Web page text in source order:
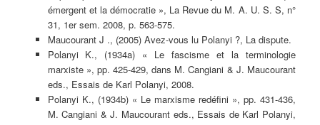
émergent et la démocratie », La Revue du M. A. U. S. S, n°
31, 1er sem. 2008, p. 563-575.
Maucourant J ., (2005) Avez-vous lu Polanyi ?, La dispute.
Polanyi K., (1934a) « Le fascisme et la terminologie
marxiste », pp. 425-429, dans M. Cangiani & J. Maucourant
eds., Essais de Karl Polanyi, 2008.
Polanyi K., (1934b) « Le marxisme redéfini », pp. 431-436,
M. Cangiani & J. Maucourant eds., Essais de Karl Polanyi,